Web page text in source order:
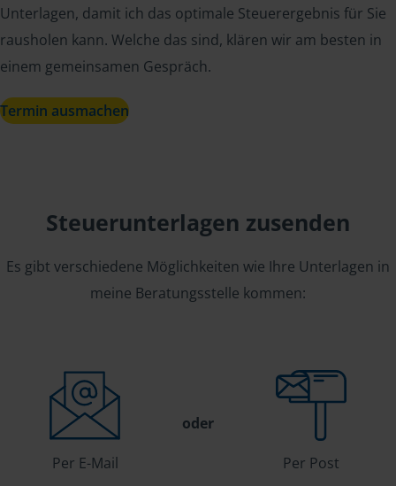
Unterlagen, damit ich das optimale Steuerergebnis für Sie
rausholen kann. Welche das sind, klären wir am besten in
einem gemeinsamen Gespräch.
Termin ausmachen
Steuerunterlagen zusenden
Es gibt verschiedene Möglichkeiten wie Ihre Unterlagen in
meine Beratungsstelle kommen:
Per E-Mail
oder
Per Post